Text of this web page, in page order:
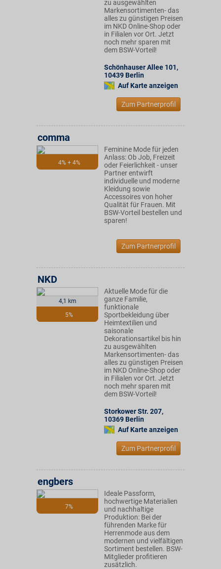
zu ausgewählten
Markensortimenten- das
alles zu günstigen Preisen
im NKD Online-Shop oder
in Filialen vor Ort. Jetzt
noch mehr sparen mit
dem BSW-Vorteil!
Schönhauser Allee 101,
10439 Berlin
Auf Karte anzeigen
Zum Partnerprofil
4% + 4%
comma
Feminine Mode für jeden
Anlass: Ob Job, Freizeit
oder Feierlichkeit - unser
Partner entwirft
individuelle und moderne
Kleidung sowie
Accessoires von hoher
Qualität für Frauen. Mit
BSW-Vorteil bestellen und
sparen!
Zum Partnerprofil
4,1 km
5%
NKD
Aktuelle Mode für die
ganze Familie,
funktionale
Sportbekleidung über
Heimtextilien und
saisonale
Dekorationsartikel bis hin
zu ausgewählten
Markensortimenten- das
alles zu günstigen Preisen
im NKD Online-Shop oder
in Filialen vor Ort. Jetzt
noch mehr sparen mit
dem BSW-Vorteil!
Storkower Str. 207,
10369 Berlin
Auf Karte anzeigen
Zum Partnerprofil
7%
engbers
Ideale Passform,
hochwertige Materialien
und nachhaltige
Produktion: Bei der
führenden Marke für
Herrenmode aus dem
modernen und vielfältigen
Sortiment bestellen. BSW-
Mitglieder profitieren
zusätzlich.